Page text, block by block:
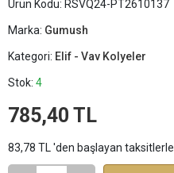
Ürün Kodu: RSVQ24-PT2610137
Marka: Gumush
Kategori: Elif - Vav Kolyeler
Stok: 4
785,40 TL
83,78 TL 'den başlayan taksitlerle